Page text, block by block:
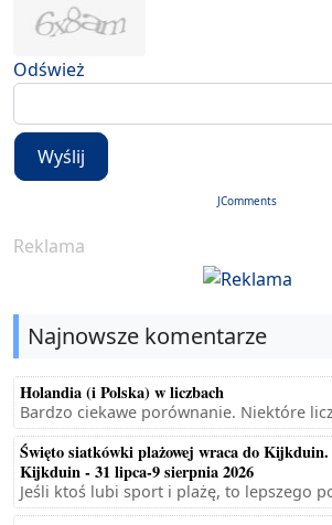
Odśwież
Wyślij
JComments
Reklama
Najnowsze komentarze
Holandia (i Polska) w liczbach
Bardzo ciekawe porównanie. Niektóre
Święto siatkówki plażowej wraca do
Kijkduin - 31 lipca-9 sierpnia 2026
Jeśli ktoś lubi sport i plażę, to lepszego